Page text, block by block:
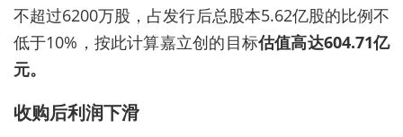
不超过6200万股，占发行后总股本5.62亿股的比例不
低于10% ，按此计算嘉立创的目标估值高达604.71亿
元。
收购后利润下滑